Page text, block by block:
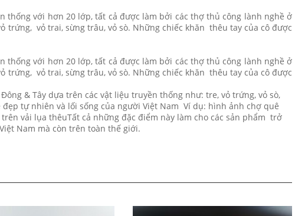
thống với hơn 20 lớp, tất cả được làm bởi các thợ thủ công lành nghề ở
trứng, vỏ trai, sừng trâu, vỏ sò. Những chiếc khăn thêu tay của cô được
thống với hơn 20 lớp, tất cả được làm bởi các thợ thủ công lành nghề ở
trứng, vỏ trai, sừng trâu, vỏ sò. Những chiếc khăn thêu tay của cô được
& Tây dựa trên các vật liệu truyền thống như: tre, vỏ trứng, vỏ sò,
tự nhiên và lối sống của người Việt Nam Ví dụ: hình ảnh chợ quê
vải lụa thêuTất cả những đặc điểm này làm cho các sản phẩm trở
Nam mà còn trên toàn thế giới.